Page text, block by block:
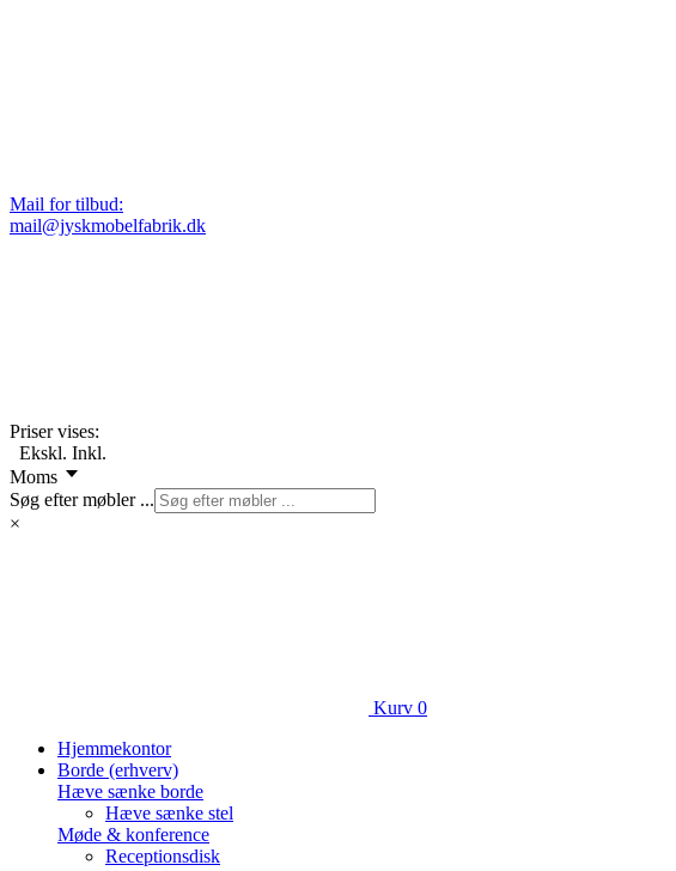
Mail for tilbud:
mail@jyskmobelfabrik.dk
Priser vises:
Ekskl. Inkl.
Moms
Søg efter møbler ...
×
Kurv 0
Hjemmekontor
Borde (erhverv)
Hæve sænke borde
Hæve sænke stel
Møde & konference
Receptionsdisk